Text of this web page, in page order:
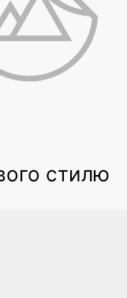
стилю